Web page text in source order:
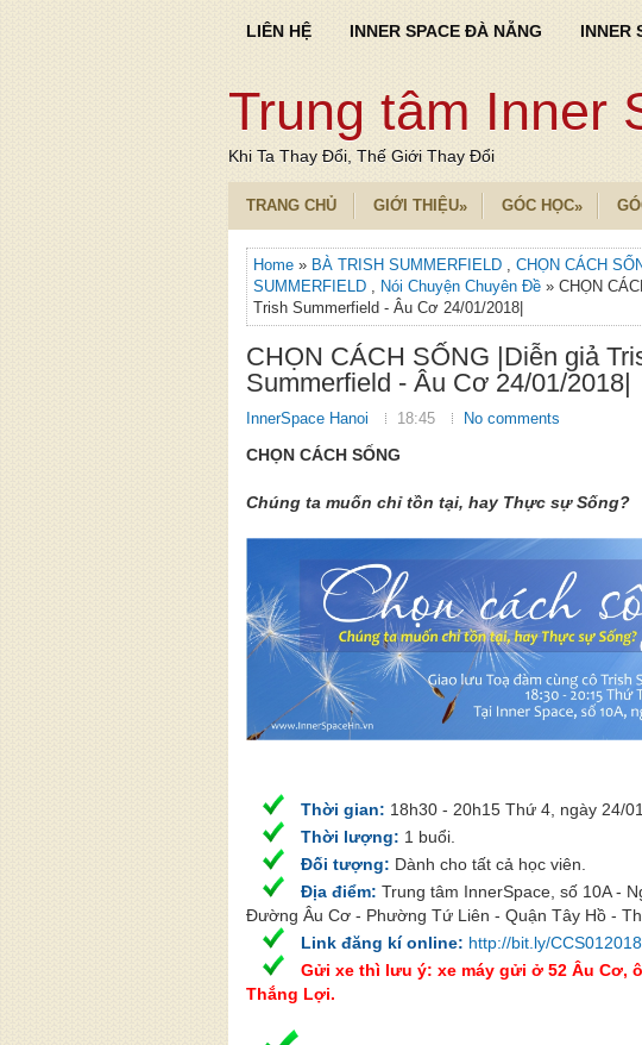
LIÊN HỆ INNER SPACE ĐÀ NẴNG INNER
Trung tâm Inner
Khi Ta Thay Đổi, Thế Giới Thay Đổi
TRANG CHỦ GIỚI THIỆU» GÓC HỌC»
Home » BÀ TRISH SUMMERFIELD , CHỌN CÁCH
SUMMERFIELD , Nói Chuyện Chuyên Đề » CHỌN
Trish Summerfield - Âu Cơ 24/01/2018|
CHỌN CÁCH SỐNG |Diễn giả
Summerfield - Âu Cơ 24/01/2018|
InnerSpace Hanoi 18:45 No comments
CHỌN CÁCH SỐNG
Chúng ta muốn chỉ tồn tại, hay Thực sự Sống?
Thời gian: 18h30 - 20h15 Thứ 4, ngày 24/
Thời lượng: 1 buổi.
Đối tượng: Dành cho tất cả học viên.
Địa điểm: Trung tâm InnerSpace, số 10A -
Đường Âu Cơ - Phường Tứ Liên - Quận Tây Hồ -
Link đăng kí online: http://bit.ly/CCS012018
Gửi xe thì lưu ý: xe máy gửi ở 52 Âu Cơ,
Thắng Lợi.